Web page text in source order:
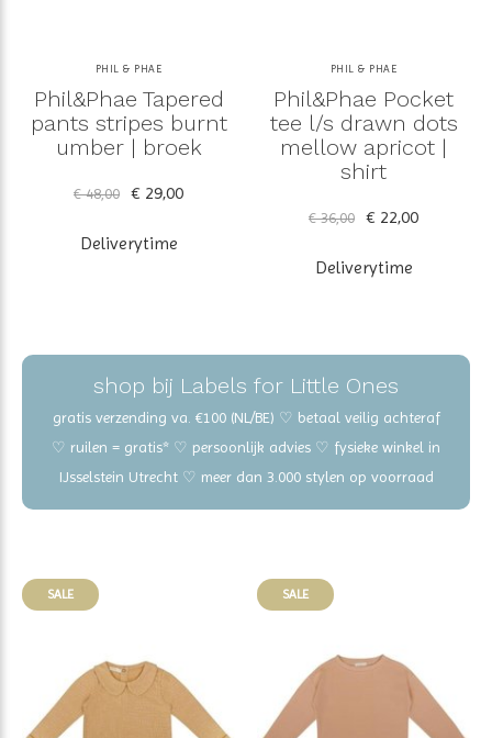
PHIL & PHAE
Phil&Phae Tapered
pants stripes burnt
umber | broek
€ 48,00 € 29,00
Deliverytime
PHIL & PHAE
Phil&Phae Pocket
tee l/s drawn dots
mellow apricot |
shirt
€ 36,00 € 22,00
Deliverytime
shop bij Labels for Little Ones
gratis verzending va. €100 (NL/BE) ♡ betaal veilig achteraf
♡ ruilen = gratis* ♡ persoonlijk advies ♡ fysieke winkel in
IJsselstein Utrecht ♡ meer dan 3.000 stylen op voorraad
SALE SALE